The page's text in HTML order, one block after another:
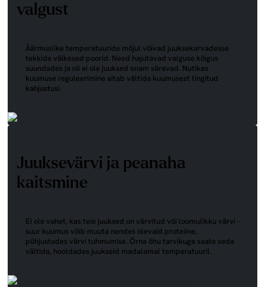
valgust
Äärmuslike temperatuuride mõjul võivad juuksekarvadesse
tekkida väikesed poorid. Need hajutavad valguse kõigus
suundades ja nii ei ole juuksed enam säravad. Nutikas
kuumuse reguleerimine aitab vältida kuumusest tingitud
kahjustusi.
Juuksevärvi ja peanaha
kaitsmine
Ei ole vahet, kas teie juuksed on värvitud või loomulikku värvi -
suur kuumus võib muuta nendes olevaid proteiine,
põhjustades värvi tuhmumise. Õrna õhu tarvikuga saate seda
vältida, hooldades juukseid madalamal temperatuuril.